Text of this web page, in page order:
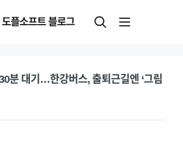
도플소프트 블로그
분 대기…한강버스, 출퇴근길엔 ‘그림